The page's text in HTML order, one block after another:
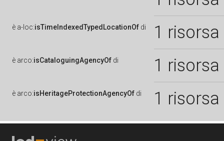
è a-loc:isTimeIndexedTypedLocationOf di 1 risorsa
è arco:isCataloguingAgencyOf di 1 risorsa
è arco:isHeritageProtectionAgencyOf di 1 risorsa